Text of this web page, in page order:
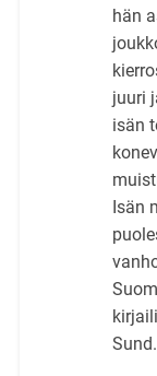
hän
juuri
isän
Isän
Sund.